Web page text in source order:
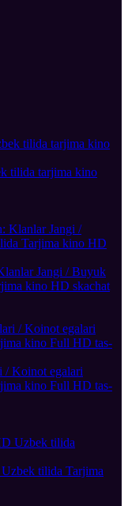
tilida tarjima kino
Jangi / Buyuk
kino HD skachat
/ Koinot egalari
kino Full HD tas-
tilida Tarjima